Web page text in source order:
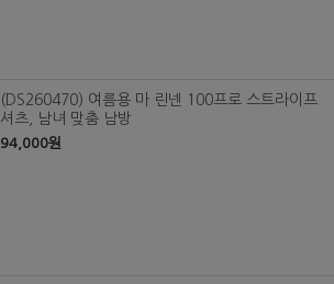
(DS260470) 여름용 마 린넨 100프로 스트라이프
셔츠, 남녀 맞춤 남방
94,000원